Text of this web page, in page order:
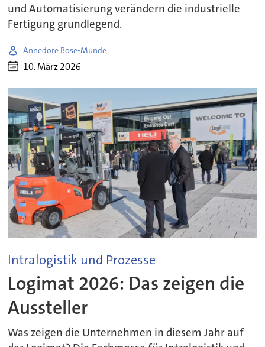
und Automatisierung verändern die industrielle
Fertigung grundlegend.
Annedore Bose-Munde
10. März 2026
Intralogistik und Prozesse
Logimat 2026: Das zeigen die
Aussteller
Was zeigen die Unternehmen in diesem Jahr auf